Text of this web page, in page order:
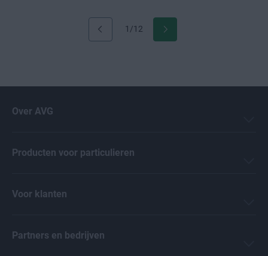
1/12
Over AVG
Producten voor particulieren
Voor klanten
Partners en bedrijven